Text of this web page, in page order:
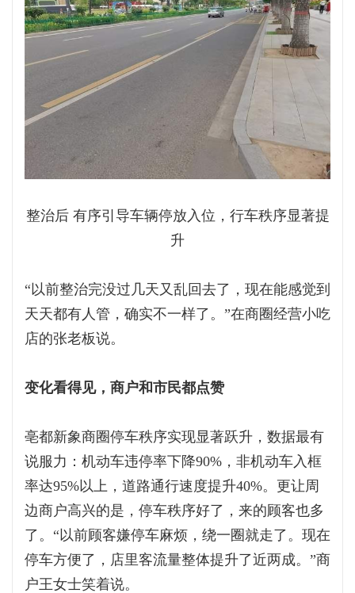
整治后 有序引导车辆停放入位，行车秩序显著提
升
“以前整治完没过几天又乱回去了，现在能感觉到
天天都有人管，确实不一样了。”在商圈经营小吃
店的张老板说。
变化看得见，商户和市民都点赞
亳都新象商圈停车秩序实现显著跃升，数据最有
说服力：机动车违停率下降90%，非机动车入框
率达95%以上，道路通行速度提升40%。更让周
边商户高兴的是，停车秩序好了，来的顾客也多
了。“以前顾客嫌停车麻烦，绕一圈就走了。现在
停车方便了，店里客流量整体提升了近两成。”商
户王女士笑着说。